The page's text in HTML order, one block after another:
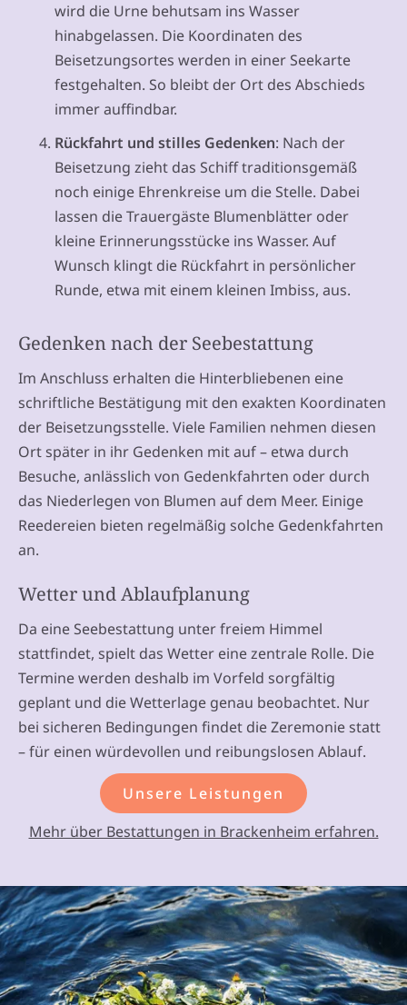
wird die Urne behutsam ins Wasser
hinabgelassen. Die Koordinaten des
Beisetzungsortes werden in einer Seekarte
festgehalten. So bleibt der Ort des Abschieds
immer auffindbar.
Rückfahrt und stilles Gedenken: Nach der
Beisetzung zieht das Schiff traditionsgemäß
noch einige Ehrenkreise um die Stelle. Dabei
lassen die Trauergäste Blumenblätter oder
kleine Erinnerungsstücke ins Wasser. Auf
Wunsch klingt die Rückfahrt in persönlicher
Runde, etwa mit einem kleinen Imbiss, aus.
Gedenken nach der Seebestattung
Im Anschluss erhalten die Hinterbliebenen eine
schriftliche Bestätigung mit den exakten Koordinaten
der Beisetzungsstelle. Viele Familien nehmen diesen
Ort später in ihr Gedenken mit auf – etwa durch
Besuche, anlässlich von Gedenkfahrten oder durch
das Niederlegen von Blumen auf dem Meer. Einige
Reedereien bieten regelmäßig solche Gedenkfahrten
an.
Wetter und Ablaufplanung
Da eine Seebestattung unter freiem Himmel
stattfindet, spielt das Wetter eine zentrale Rolle. Die
Termine werden deshalb im Vorfeld sorgfältig
geplant und die Wetterlage genau beobachtet. Nur
bei sicheren Bedingungen findet die Zeremonie statt
– für einen würdevollen und reibungslosen Ablauf.
Unsere Leistungen
Mehr über Bestattungen in Brackenheim erfahren.